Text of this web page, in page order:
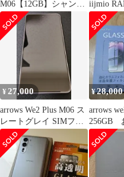
M06【12GB】シャンパ
ンシルバー 未開封品
iijmio
¥ 27,000
arrows We2 Plus M06 ス
レートグレイ SIMフリ
ー
¥28,000
arrows
256GB